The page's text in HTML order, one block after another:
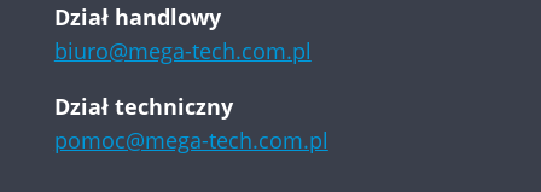
Dział handlowy
biuro@mega-tech.com.pl
Dział techniczny
pomoc@mega-tech.com.pl